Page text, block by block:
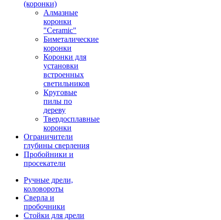
(коронки)
Алмазные
коронки
"Ceramic"
Биметалические
коронки
Коронки для
установки
встроенных
светильников
Круговые
пилы по
дереву
Твердосплавные
коронки
Ограничители
глубины сверления
Пробойники и
просекатели
Ручные дрели,
коловороты
Сверла и
пробочники
Стойки для дрели